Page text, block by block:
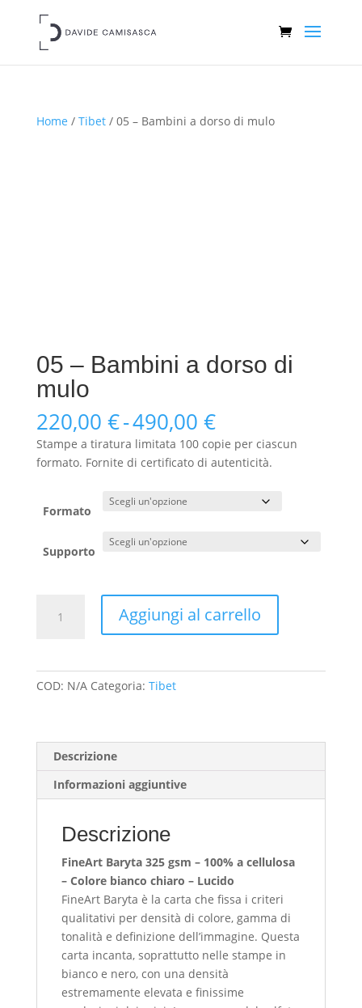
Home / Tibet/ 05 – Bambini a dorso di mulo
05 – Bambini a dorso di
mulo
220,00 €-490,00 €Fascia
di
prezzo:
da
220,00 €
Stampe a tiratura limitata 100 copie per ciascun
formato. Fornite di certificato di autenticità.
Formato
Supporto
Aggiungi al carrello
COD: N/A Categoria: Tibet
Descrizione
Informazioni aggiuntive
Descrizione
FineArt Baryta 325 gsm – 100% a cellulosa
– Colore bianco chiaro – Lucido
FineArt Baryta è la carta che fissa i criteri
qualitativi per densità di colore, gamma di
tonalità e definizione dell’immagine. Questa
carta incanta, soprattutto nelle stampe in
bianco e nero, con una densità
estremamente elevata e finissime